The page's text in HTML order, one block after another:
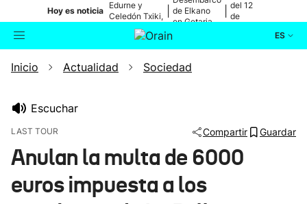
Hoy es noticia
Edurne y
Celedón Txiki,
en directo
de Elkano
en Getaria
del 12
de
ES
Buscador Actualidad
Ikusmiran
Inicio Actualidad Sociedad
Escuchar
LAST TOUR Compartir Guardar
Anulan la multa de 6000
euros impuesta a los